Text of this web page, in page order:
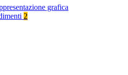
grafica
2